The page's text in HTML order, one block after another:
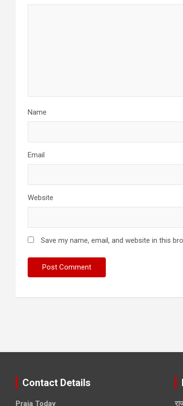
Name
Email
Website
Save my name, email, and website in this
Contact Details
Praja Today